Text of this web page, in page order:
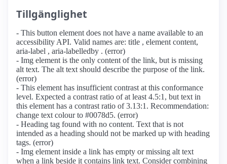
Tillgänglighet
- This button element does not have a name available to an
accessibility API. Valid names are: title , element content,
aria-label , aria-labelledby . (error)
- Img element is the only content of the link, but is missing
alt text. The alt text should describe the purpose of the link.
(error)
- This element has insufficient contrast at this conformance
level. Expected a contrast ratio of at least 4.5:1, but text in
this element has a contrast ratio of 3.13:1. Recommendation:
change text colour to #0078d5. (error)
- Heading tag found with no content. Text that is not
intended as a heading should not be marked up with heading
tags. (error)
- Img element inside a link has empty or missing alt text
when a link beside it contains link text. Consider combining